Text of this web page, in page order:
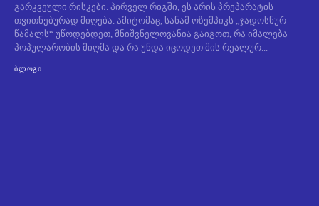
გარკვეული რისკები. პირველ რიგში, ეს არის პრეპარატის
თვითნებურად მიღება. ამიტომაც, სანამ ოზემპიკს „ჯადოსნურ
წამალს“ უწოდებდეთ, მნიშვნელოვანია გაიგოთ, რა იმალება
პოპულარობის მიღმა და რა უნდა იცოდეთ მის რეალურ...
ᲑᲚᲝᲒᲘ